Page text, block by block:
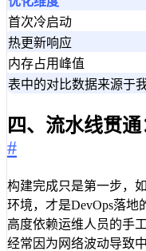
首次冷启动
热更新响应
内存占用峰值
表中的对比数据来源于
四、流水线贯
#
构建完成只是第一步，
环境，才是DevOps落地
高度依赖运维人员的手
经常因为网络波动导致